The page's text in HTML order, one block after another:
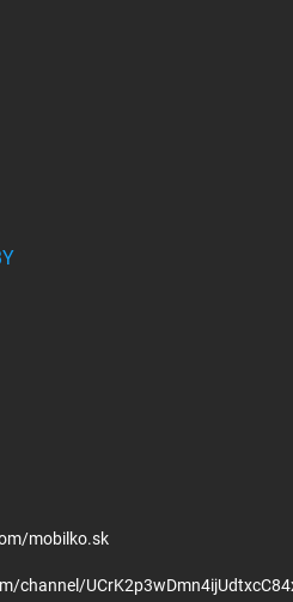
mobilko.sk
channel/